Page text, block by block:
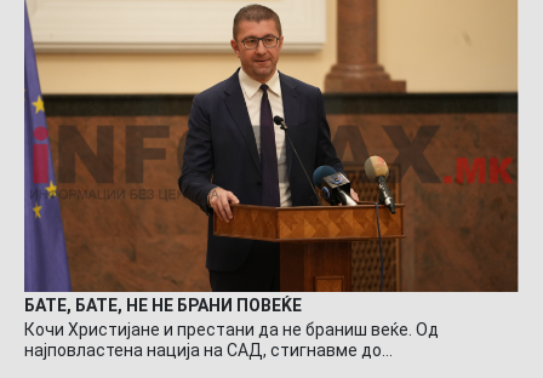
БАТЕ, БАТЕ, НЕ НЕ БРАНИ ПОВЕЌЕ
Кочи Христијане и престани да не браниш веќе. Од
најповластена нација на САД, стигнавме до…